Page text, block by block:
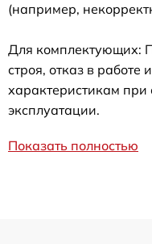
(например,
Для комплектующих:
строя, отказ в работе
характеристикам
эксплуатации.
Показать полностью